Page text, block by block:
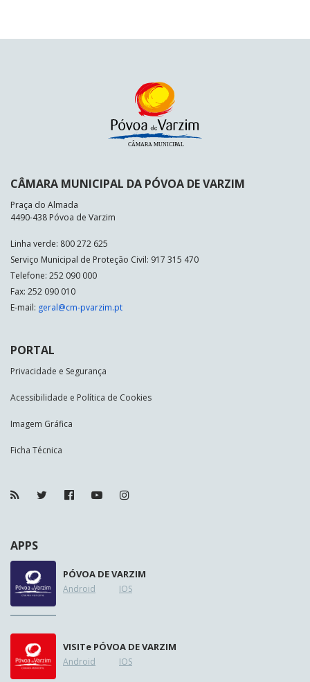
CÂMARA MUNICIPAL DA PÓVOA DE VARZIM
Praça do Almada
4490-438 Póvoa de Varzim
Linha verde: 800 272 625
Serviço Municipal de Proteção Civil: 917 315 470
Telefone: 252 090 000
Fax: 252 090 010
E-mail: geral@cm-pvarzim.pt
PORTAL
Privacidade e Segurança
Acessibilidade e Política de Cookies
Imagem Gráfica
Ficha Técnica
APPS
PÓVOA DE VARZIM
Android IOS
VISITe PÓVOA DE VARZIM
Android IOS